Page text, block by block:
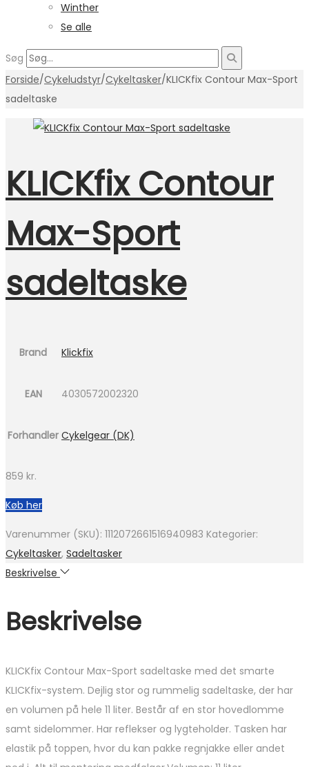
Winther
Se alle
Søg
Forside/Cykeludstyr/Cykeltasker/KLICKfix Contour Max-Sport
sadeltaske
KLICKfix Contour
Max-Sport
sadeltaske
Brand Klickfix
EAN 4030572002320
Forhandler Cykelgear (DK)
859 kr.
Køb her
Varenummer (SKU): 1112072661516940983 Kategorier:
Cykeltasker, Sadeltasker
Beskrivelse
Beskrivelse
KLICKfix Contour Max-Sport sadeltaske med det smarte
KLICKfix-system. Dejlig stor og rummelig sadeltaske, der har
en volumen på hele 11 liter. Består af en stor hovedlomme
samt sidelommer. Har reflekser og lygteholder. Tasken har
elastik på toppen, hvor du kan pakke regnjakke eller andet